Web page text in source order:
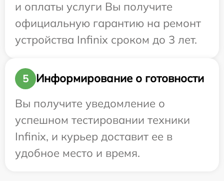
и оплаты услуги Вы получите
официальную гарантию на ремонт
устройства Infinix сроком до 3 лет.
5
Информирование о готовности
Вы получите уведомление о
успешном тестировании техники
Infinix, и курьер доставит ее в
удобное место и время.